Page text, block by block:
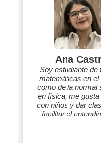
Ana
Soy estudiante de
matemáticas en el
como de la normal
en física, me gusta
con niños y dar
facilitar el